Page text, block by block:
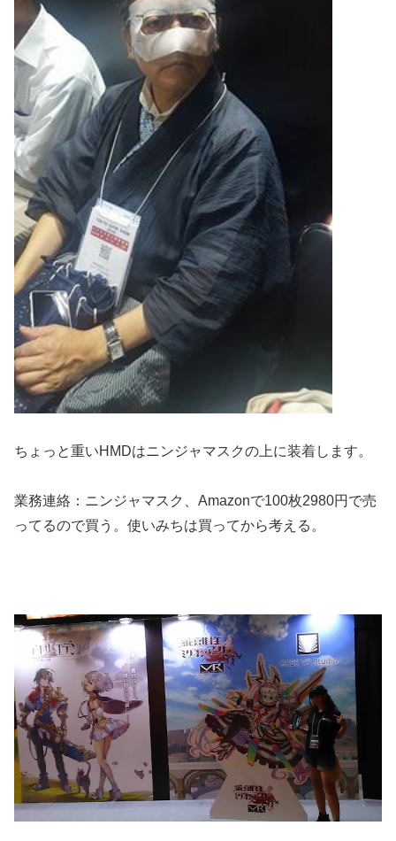
ちょっと重いHMDはニンジャマスクの上に装着します。
業務連絡：ニンジャマスク、Amazonで100枚2980円で売
ってるので買う。使いみちは買ってから考える。